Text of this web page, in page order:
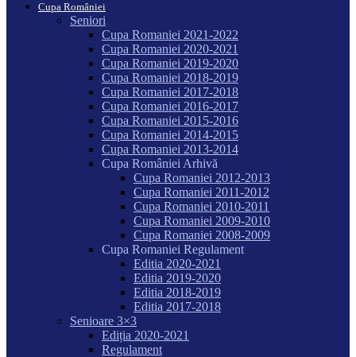
Cupa României
Seniori
Cupa Romaniei 2021-2022
Cupa Romaniei 2020-2021
Cupa Romaniei 2019-2020
Cupa Romaniei 2018-2019
Cupa Romaniei 2017-2018
Cupa Romaniei 2016-2017
Cupa Romaniei 2015-2016
Cupa Romaniei 2014-2015
Cupa Romaniei 2013-2014
Cupa României Arhivă
Cupa Romaniei 2012-2013
Cupa Romaniei 2011-2012
Cupa Romaniei 2010-2011
Cupa Romaniei 2009-2010
Cupa Romaniei 2008-2009
Cupa Romaniei Regulament
Editia 2020-2021
Editia 2019-2020
Editia 2018-2019
Editia 2017-2018
Senioare 3×3
Ediția 2020-2021
Regulament